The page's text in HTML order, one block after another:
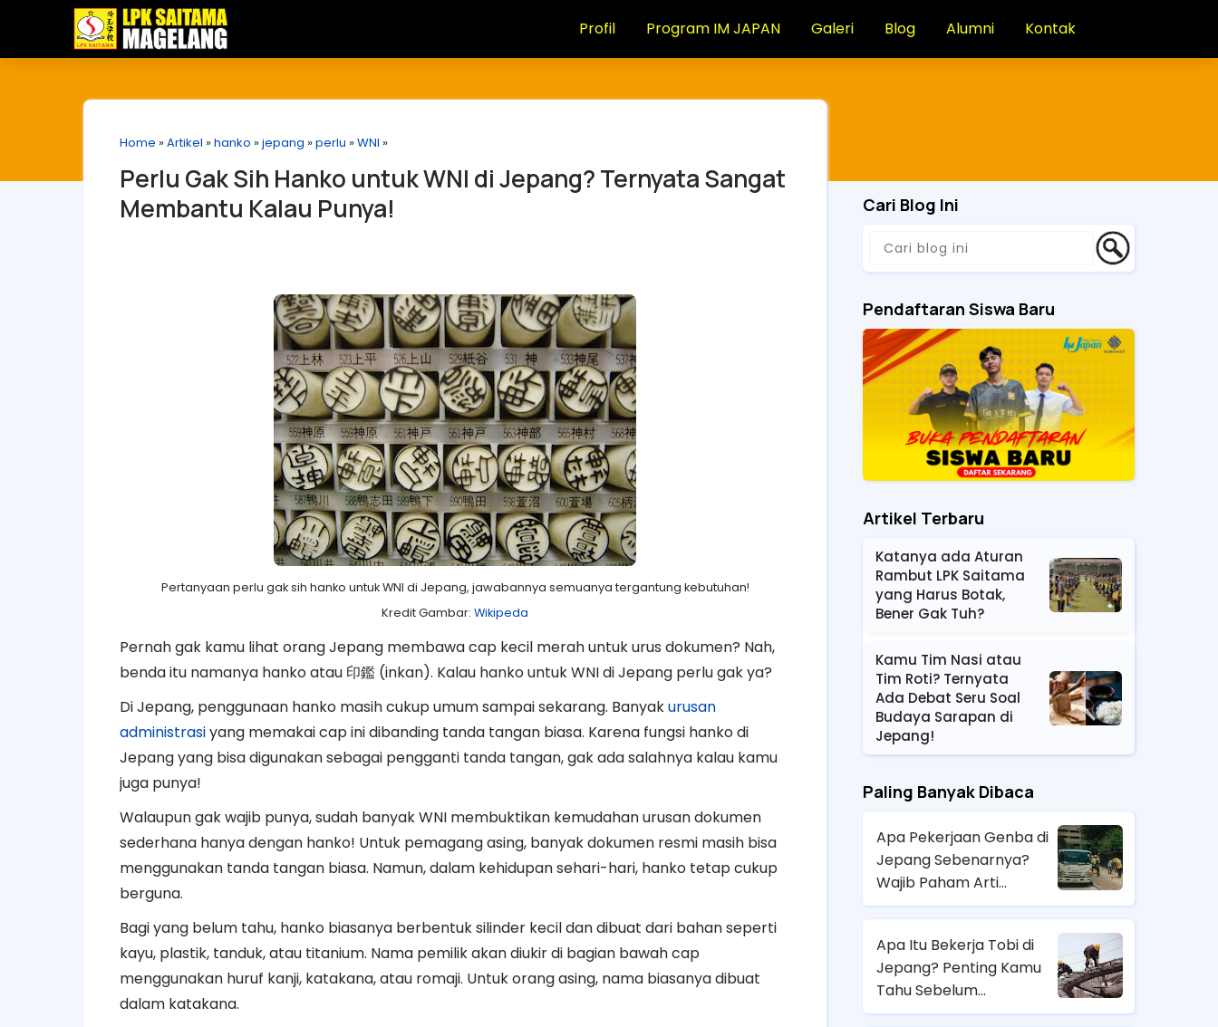
Profil Program IM JAPAN Galeri Blog Alumni Kontak
Home »Artikel »hanko »jepang »perlu »WNI »
Perlu Gak Sih Hanko untuk WNI di Jepang? Ternyata Sangat
Membantu Kalau Punya!
Pertanyaan perlu gak sih hanko untuk WNI di Jepang, jawabannya semuanya tergantung kebutuhan!
Kredit Gambar: Wikipeda
Pernah gak kamu lihat orang Jepang membawa cap kecil merah untuk urus dokumen? Nah,
benda itu namanya hanko atau 印鑑 (inkan). Kalau hanko untuk WNI di Jepang perlu gak ya?
Di Jepang, penggunaan hanko masih cukup umum sampai sekarang. Banyakurusan
administrasiyang memakai cap ini dibanding tanda tangan biasa. Karena fungsi hanko di
Jepang yang bisa digunakan sebagai pengganti tanda tangan, gak ada salahnya kalau kamu
juga punya!
Walaupun gak wajib punya, sudah banyak WNI membuktikan kemudahan urusan dokumen
sederhana hanya dengan hanko! Untuk pemagang asing, banyak dokumen resmi masih bisa
menggunakan tanda tangan biasa. Namun, dalam kehidupan sehari-hari, hanko tetap cukup
berguna.
Bagi yang belum tahu, hanko biasanya berbentuk silinder kecil dan dibuat dari bahan seperti
kayu, plastik, tanduk, atau titanium. Nama pemilik akan diukir di bagian bawah cap
menggunakan huruf kanji, katakana, atau romaji. Untuk orang asing, nama biasanya dibuat
dalam katakana.
Cari Blog Ini
Pendaftaran Siswa Baru
Artikel Terbaru
Katanya ada Aturan
Rambut LPK Saitama
yang Harus Botak,
Bener Gak Tuh?
Kamu Tim Nasi atau
Tim Roti? Ternyata
Ada Debat Seru Soal
Budaya Sarapan di
Jepang!
Paling Banyak Dibaca
Apa Pekerjaan Genba di
Jepang Sebenarnya?
Wajib Paham Arti
Pekerjaannya Sebelum
Apa Itu Bekerja Tobi di
Jepang? Penting Kamu
Tahu Sebelum
Berangkat Magang Kerja